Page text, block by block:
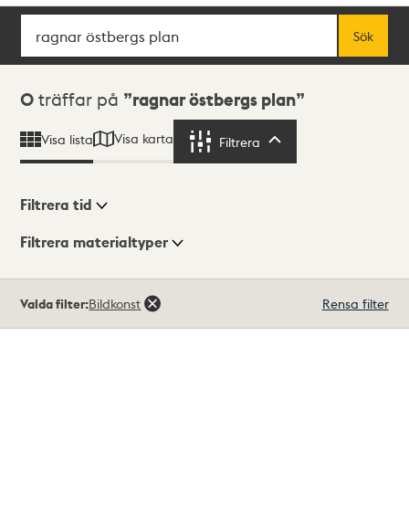
Sök
Sök
Sökresultat
0 träffar på ragnar östbergs plan
Visa lista Visa karta Filtrera
Visningsläge
Filtrera tid
Filtrera materialtyper
träffar
Valda filter:Bildkonst Rensa filter